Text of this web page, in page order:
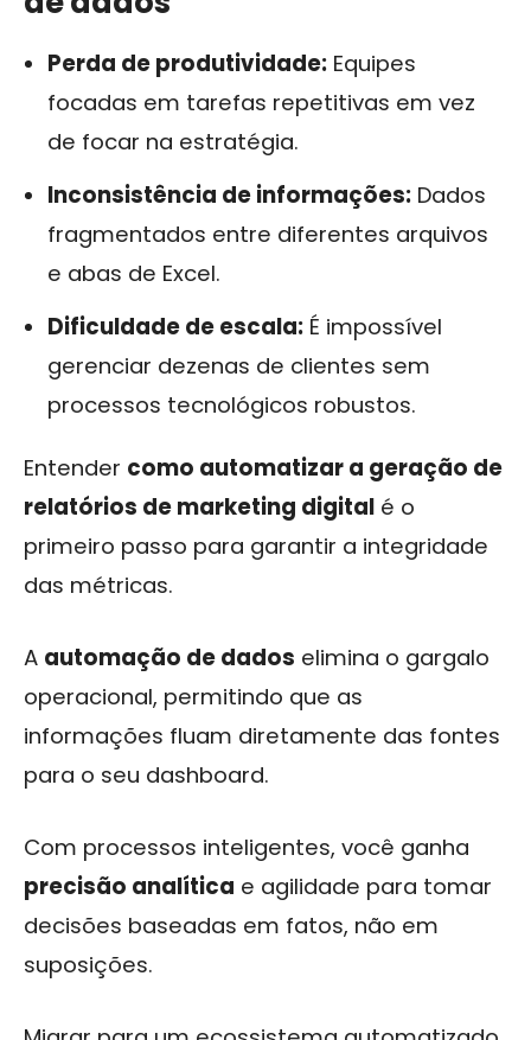
Perda de produtividade: Equipes
focadas em tarefas repetitivas em vez
de focar na estratégia.
Inconsistência de informações: Dados
fragmentados entre diferentes arquivos
e abas de Excel.
Dificuldade de escala: É impossível
gerenciar dezenas de clientes sem
processos tecnológicos robustos.
Entender como automatizar a geração de
relatórios de marketing digital é o
primeiro passo para garantir a integridade
das métricas.
A automação de dados elimina o gargalo
operacional, permitindo que as
informações fluam diretamente das fontes
para o seu dashboard.
Com processos inteligentes, você ganha
precisão analítica e agilidade para tomar
decisões baseadas em fatos, não em
suposições.